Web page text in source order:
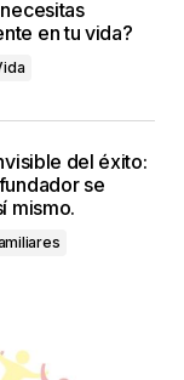
en tu vida?
del éxito:
se
mismo.